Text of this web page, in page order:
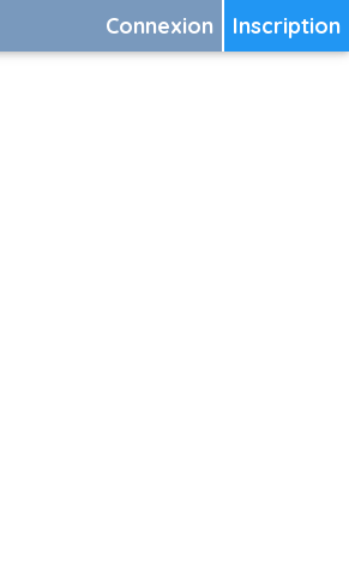
Inscription
Connexion